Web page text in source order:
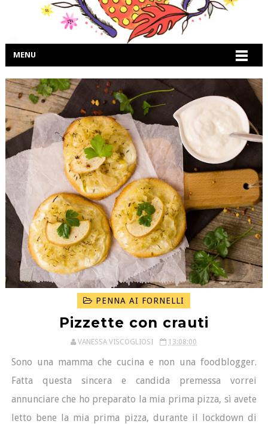
MENU
PENNA AI FORNELLI
Pizzette con crauti
VANESSA VISCOGLIOSI 13:08:00
Sono una mamma che cucina e non una foodblogger.
Fatta questa sincera e candida premessa vorrei
annunciare che ho preparato la mia prima pizza, sì avete
letto bene la mia prima pizza, durante il lockdown di